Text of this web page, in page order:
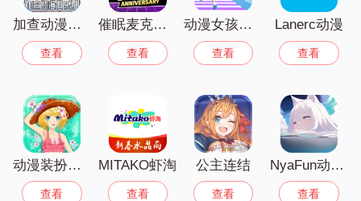
带来优质的视觉与操作体验。软件资源丰
富、品类完备，具备投屏功能，让用户得
以在大屏幕上畅享动漫乐趣，极大提升了
观看体验。
加查动漫俱乐部
查看
催眠麦克风最新版
查看
动漫女孩赛跑者游戏安卓版
查看
Lanerc动漫
查看
动漫装扮娃娃装扮正版
查看
MITAKO虾淘
查看
公主连结
查看
NyaFun动漫app免费版
查看